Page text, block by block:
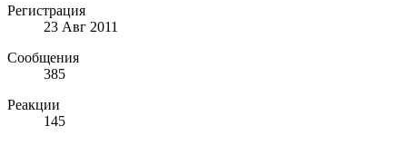
Регистрация
23 Авг 2011
Сообщения
385
Реакции
145